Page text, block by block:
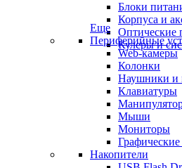
Блоки
Корпуса и
Оптические
Кулеры и
Еще
Периферийные
Web-камеры
Колонки
Наушники и
Клавиатуры
Мыши
Мониторы
Накопители